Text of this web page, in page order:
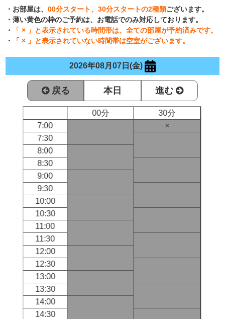
・お部屋は、00分スタート、30分スタートの2種類ございます。
・薄い黄色の枠のご予約は、お電話でのみ対応しております。
・
「 × 」と表示されている時間帯は、全ての部屋が予約済みです。
・
「 × 」と表示されていない時間帯は空室がございます。
2026年08月07日(金)
戻る 本日 進む
00分
30分
7:00
×
7:30
8:00
8:30
9:00
9:30
10:00
10:30
11:00
11:30
12:00
12:30
13:00
13:30
14:00
14:30